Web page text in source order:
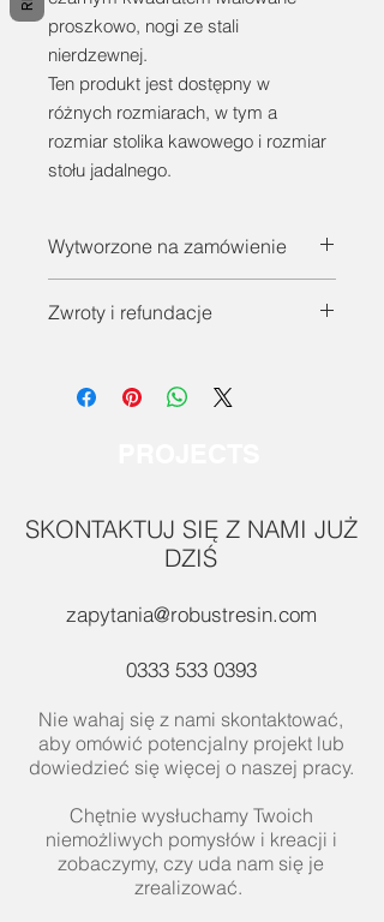
proszkowo, nogi ze stali
nierdzewnej.
Ten produkt jest dostępny w
różnych rozmiarach, w tym a
rozmiar stolika kawowego i rozmiar
stołu jadalnego.
Wytworzone na zamówienie
się z nami już dziś, aby omówić
wykonanego elementu.
Zwroty i refundacje
zamówienie i nie podlegają zwrotowi.
Prosimy naszych customers o jak
SKONTAKTUJ SIĘ Z NAMI JUŻ
DZIŚ
zapytania@robustresin.com
0333 533 0393
Nie wahaj się z nami skontaktować,
aby omówić potencjalny projekt lub
dowiedzieć się więcej o naszej pracy.
Chętnie wysłuchamy Twoich
niemożliwych pomysłów i kreacji i
zobaczymy, czy uda nam się je
zrealizować.